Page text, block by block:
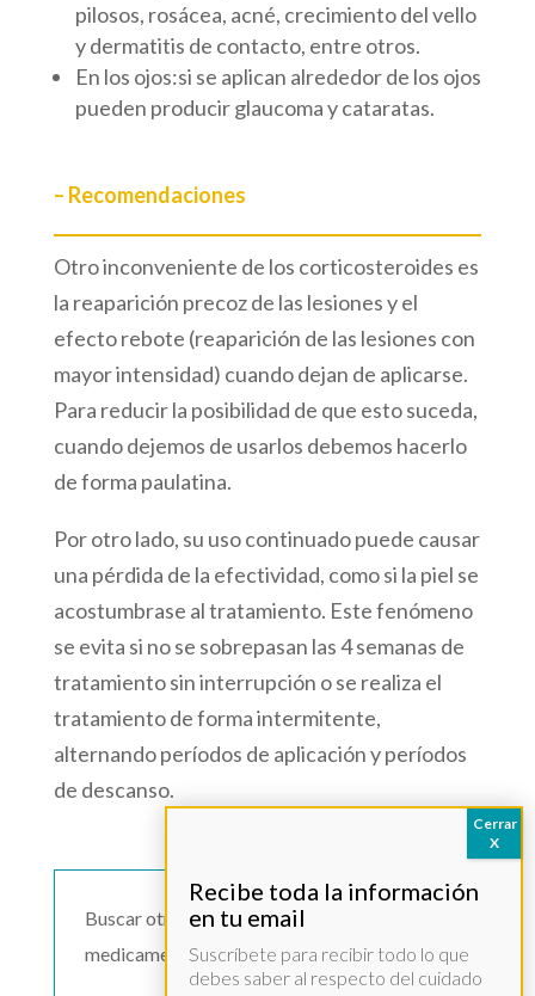
pilosos, rosácea, acné, crecimiento del vello
y dermatitis de contacto, entre otros.
En los ojos:si se aplican alrededor de los ojos
pueden producir glaucoma y cataratas.
– Recomendaciones
Otro inconveniente de los corticosteroides es
la reaparición precoz de las lesiones y el
efecto rebote (reaparición de las lesiones con
mayor intensidad) cuando dejan de aplicarse.
Para reducir la posibilidad de que esto suceda,
cuando dejemos de usarlos debemos hacerlo
de forma paulatina.
Por otro lado, su uso continuado puede causar
una pérdida de la efectividad, como si la piel se
acostumbrase al tratamiento. Este fenómeno
se evita si no se sobrepasan las 4 semanas de
tratamiento sin interrupción o se realiza el
tratamiento de forma intermitente,
alternando períodos de aplicación y períodos
de descanso.
Buscar otro
medicamento >>Suscríbete para recibir todo lo que
debes saber al respecto del cuidado